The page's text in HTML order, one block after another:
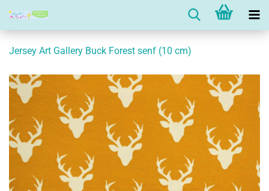
Jersey Art Gallery Buck Forest senf (10 cm)